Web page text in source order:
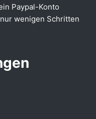
Paypal-Konto
wenigen Schritten